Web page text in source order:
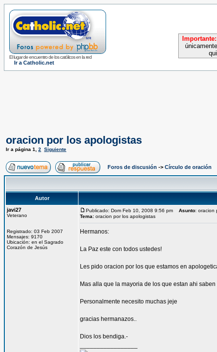
El lugar de encuentro de los católicos en la red
Ir a Catholic.net
Importante:
oracion por los apologistas
Ir a página 1 2 Siguiente
Foros de discusión -> Círculo de oración
Autor
javi27
Veterano
Registrado: 03 Feb 2007
Mensajes: 9170
Ubicación: en el Sagrado
Corazón de Jesús
Publicado: Dom Feb 10, 2008 9:56 pm Asunto: oracion
Tema: oracion por los apologistas
Hermanos:
La Paz este con todos ustedes!
Les pido oracion por los que estamos en
Mas alla que la mayoria de los que estan ahi
Personalmente necesito muchas jeje
gracias hermanazos..
Dios los bendiga.-